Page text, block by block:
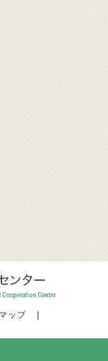
ップ